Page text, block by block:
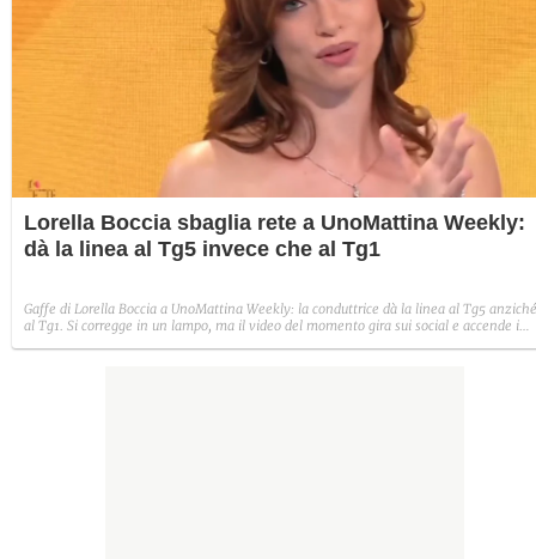
Lorella Boccia sbaglia rete a UnoMattina Weekly:
dà la linea al Tg5 invece che al Tg1
Gaffe di Lorella Boccia a UnoMattina Weekly: la conduttrice dà la linea al Tg5 anziché
al Tg1. Si corregge in un lampo, ma il video del momento gira sui social e accende i